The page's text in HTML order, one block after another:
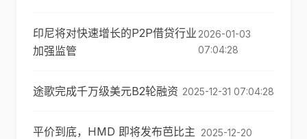
印尼将对快速增长的P2P借贷行业
加强监管
2026-01-03
07:04:28
途歌完成千万级美元B2轮融资 2025-12-31 07:04:28
平价到底，HMD 即将发布芭比主 2025-12-20